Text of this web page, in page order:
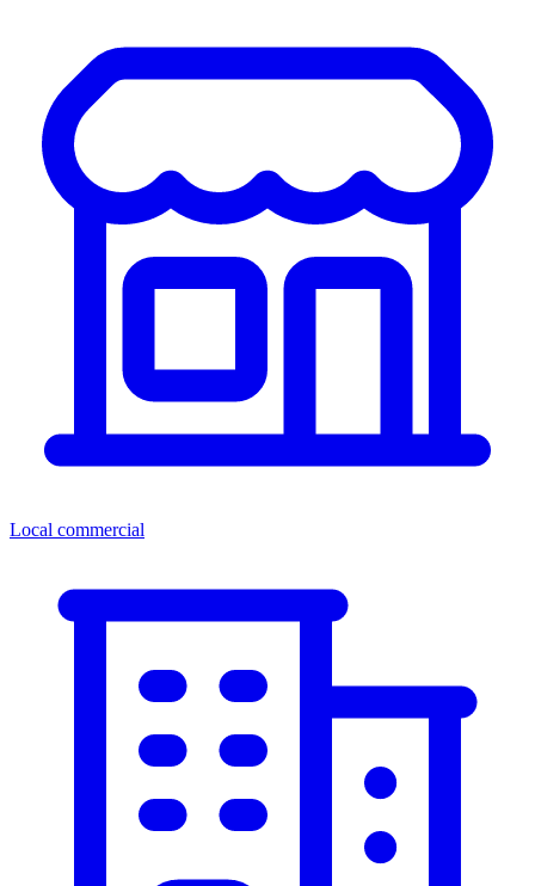
Local commercial